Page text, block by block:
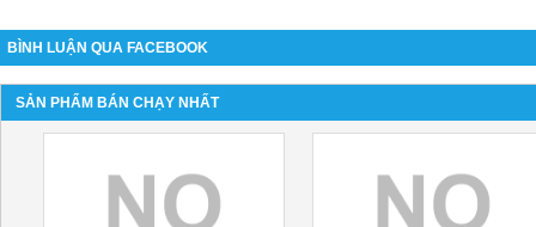
BÌNH LUẬN QUA FACEBOOK
SẢN PHẨM BÁN CHẠY NHẤT